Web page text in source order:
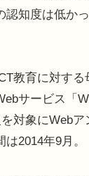
認知度は低か
教育に対する
サービス「
対象にWeb
2014年9月。